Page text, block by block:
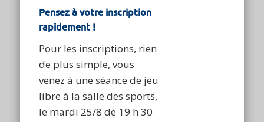
Pensez à votre inscription
rapidement !
Pour les inscriptions, rien
de plus simple, vous
venez à une séance de jeu
libre à la salle des sports,
le mardi 25/8 de 19 h 30